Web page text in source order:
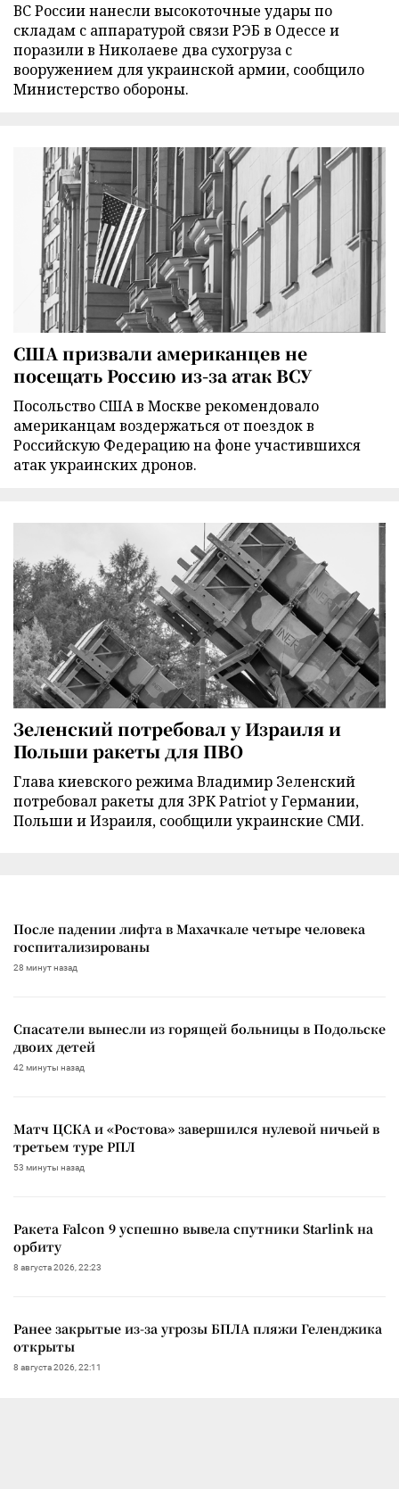
ВС России нанесли высокоточные удары по
складам с аппаратурой связи РЭБ в Одессе и
поразили в Николаеве два сухогруза с
вооружением для украинской армии, сообщило
Министерство обороны.
США призвали американцев не
посещать Россию из-за атак ВСУ
Посольство США в Москве рекомендовало
американцам воздержаться от поездок в
Российскую Федерацию на фоне участившихся
атак украинских дронов.
Зеленский потребовал у Израиля и
Польши ракеты для ПВО
Глава киевского режима Владимир Зеленский
потребовал ракеты для ЗРК Patriot у Германии,
Польши и Израиля, сообщили украинские СМИ.
После падении лифта в Махачкале четыре человека
госпитализированы
28 минут назад
Спасатели вынесли из горящей больницы в Подольске
двоих детей
42 минуты назад
Матч ЦСКА и «Ростова» завершился нулевой ничьей в
третьем туре РПЛ
53 минуты назад
Ракета Falcon 9 успешно вывела спутники Starlink на
орбиту
8 августа 2026, 22:23
Ранее закрытые из-за угрозы БПЛА пляжи Геленджика
открыты
8 августа 2026, 22:11